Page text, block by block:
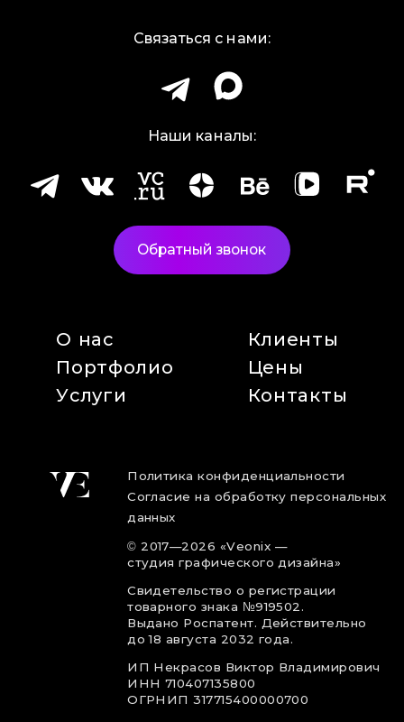
Политика конфиденциальности
Согласие на обработку персональных
данных
© 2017—2026 «Veonix —
студия графического дизайна»
Свидетельство о регистрации
товарного знака №919502.
Выдано Роспатент. Действительно
до 18 августа 2032 года.
ИП Некрасов Виктор Владимирович
ИНН 710407135800
ОГРНИП 317715400000700
О нас
Портфолио
Услуги
Клиенты
Цены
Контакты
Обратный звонок
Связаться с нами:
Наши каналы: